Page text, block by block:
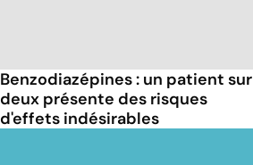
Benzodiazépines : un patient sur
deux présente des risques
d'effets indésirables